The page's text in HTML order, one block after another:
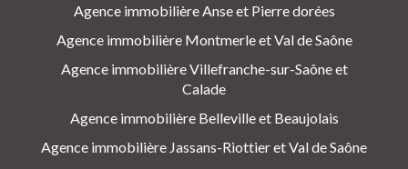
Agence immobilière Anse et Pierre dorées
Agence immobilière Montmerle et Val de Saône
Agence immobilière Villefranche-sur-Saône et
Calade
Agence immobilière Belleville et Beaujolais
Agence immobilière Jassans-Riottier et Val de Saône